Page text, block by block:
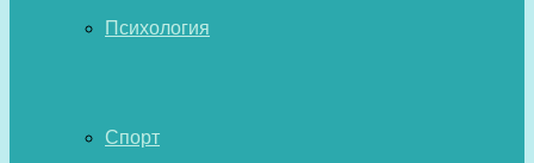
Психология
Спорт